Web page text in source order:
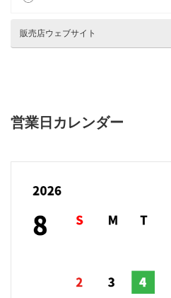
販売店ウェブサイト
営業日カレンダー